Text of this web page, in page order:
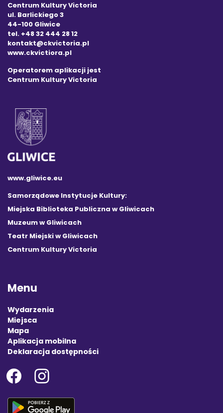
Centrum Kultury Victoria
ul. Barlickiego 3
44-100 Gliwice
tel. +48 32 444 28 12
kontakt@ckvictoria.pl
www.ckvictiora.pl
Operatorem aplikacji jest
Centrum Kultury Victoria
www.gliwice.eu
Samorządowe Instytucje Kultury:
Miejska Biblioteka Publiczna w Gliwicach
Muzeum w Gliwicach
Teatr Miejski w Gliwicach
Centrum Kultury Victoria
Menu
Wydarzenia
Miejsca
Mapa
Aplikacja mobilna
Deklaracja dostępności